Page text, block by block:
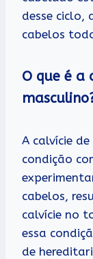
desse ciclo,
cabelos
O que é a
A calvície
condição
cabelos,
calvície no
essa
de